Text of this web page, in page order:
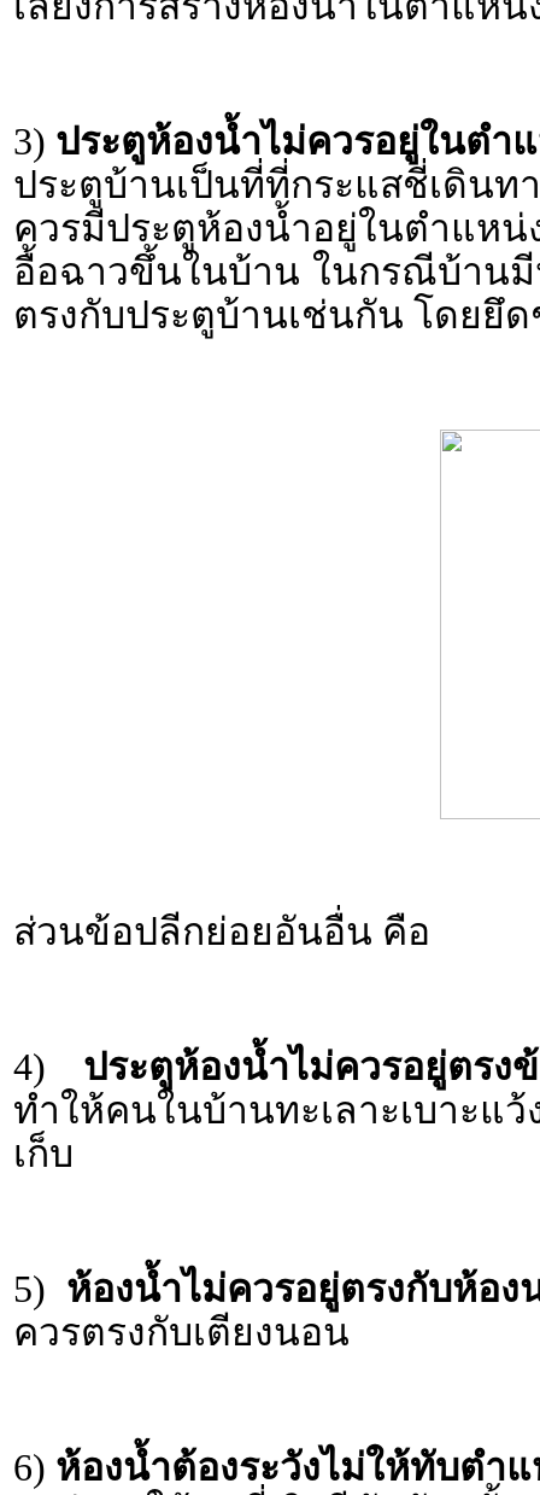
3) ประตูห้องน้ำไม่ควรอยู่ในตำ
ประตูบ้านเป็นที่ที่กระแสชี่เดิน
ควรมีประตูห้องน้ำอยู่ในตำแห
อื้อฉาวขึ้นในบ้าน ในกรณีบ้าน
ตรงกับประตูบ้านเช่นกัน โดยยึ
ส่วนข้อปลีกย่อยอันอื่น คือ
4) ประตูห้องน้ำไม่ควรอยู่ตรง
ทำให้คนในบ้านทะเลาะเบาะแ
เก็บ
5) ห้องน้ำไม่ควรอยู่ตรงกับห้อง
ควรตรงกับเตียงนอน
6) ห้องน้ำต้องระวังไม่ให้ทับต